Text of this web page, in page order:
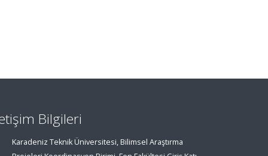
Bilgileri
Karadeniz Teknik Üniversitesi, Bilimsel Araştırma